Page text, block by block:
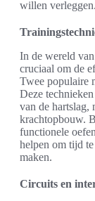
willen verleggen.
In de wereld
cruciaal om de
Twee populaire
Deze
van de hartslag,
krachtopbouw.
functionele
helpen om tijd
maken.
Circuits en